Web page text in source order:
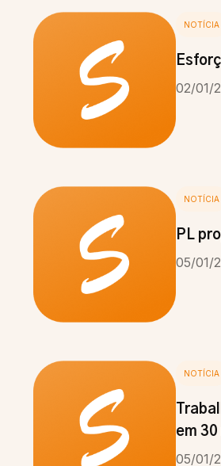
NOTÍCIA
02/01/
NOTÍCIA
PL
05/01/
NOTÍCIA
em
05/01/